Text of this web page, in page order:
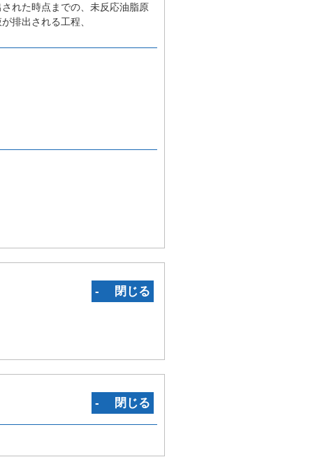
れた時点までの、未反応油脂原
排出される工程、
‐ 閉じる
‐ 閉じる